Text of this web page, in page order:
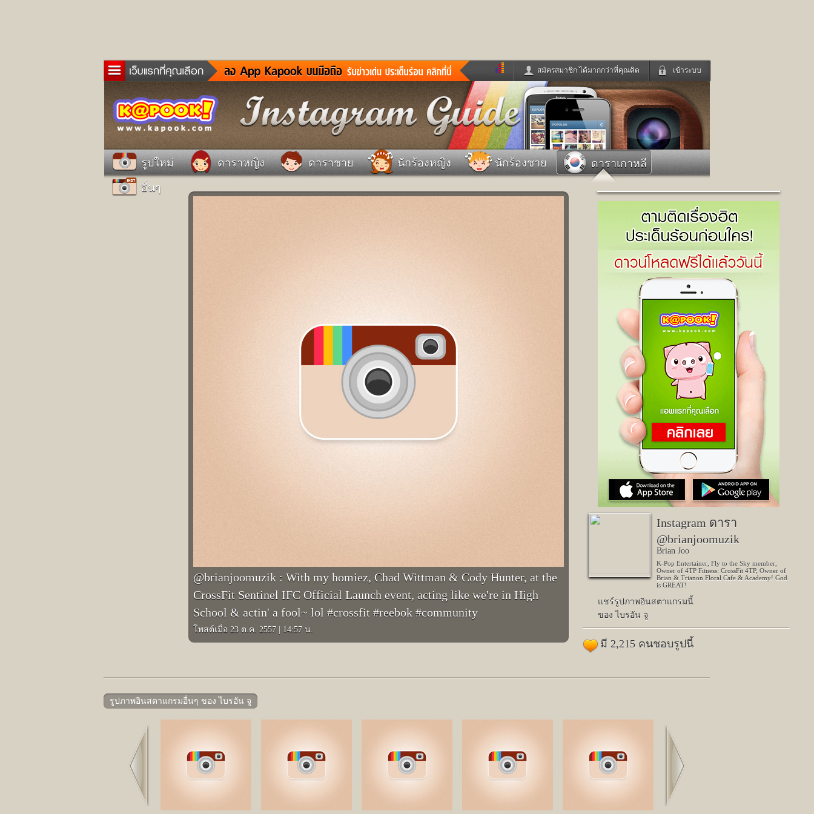
เข้าระบบ
สมัครสมาชิก ได้มากกว่าที่คุณคิด
ข่าวด่วน ข่าวสั้น ข่าวดารา
ดูทีวี
ละคร
หนังใหม่ ฟังเพลง
ฟังวิทยุออนไลน์
เกม
หมากรุกไทย แชทหมากฮอส
Glitter
แต่งงาน
แม่และเด็ก
ดูดวง
ทำนายฝัน สุขภาพ
ผู้ชาย
ผลบอล บ้านและการตกแต่ง
ท่องเที่ยว
Facebook
เข้าระบบด้วย User Kapook
Email
Password
เข้าระบบด้วย Facebook
รูปใหม่ ดาราหญิง ดาราชาย นักร้องหญิง นักร้องชาย
ดาราเกาหลี
อื่นๆ
@brianjoomuzik : With my homiez, Chad Wittman & Cody Hunter, at the
CrossFit Sentinel IFC Official Launch event, acting like we're in High
School & actin' a fool~ lol #crossfit #reebok #community
โพสต์เมื่อ 23 ต.ค. 2557 14:57 น.
Instagram ดารา
@brianjoomuzik
Brian Joo
K-Pop Entertainer, Fly to the Sky member,
Owner of 4TP Fitness: CrossFit 4TP, Owner of
Brian & Trianon Floral Cafe & Academy! God
is GREAT!
แชร์รูปภาพอินสตาแกรมนี้
ของ ไบรอัน จู
มี 2,215 คนชอบรูปนี้
รูปภาพอินสตาแกรมอื่นๆ ของ ไบรอัน จู